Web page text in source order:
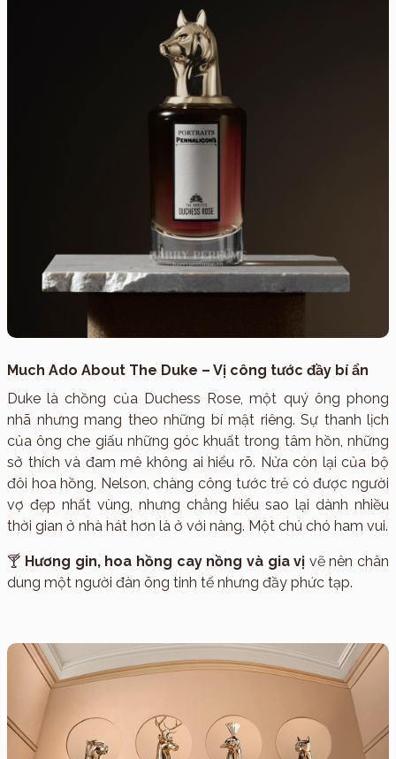
Much Ado About The Duke – Vị công tước đầy bí ẩn
Duke là chồng của Duchess Rose, một quý ông phong
nhã nhưng mang theo những bí mật riêng. Sự thanh lịch
của ông che giấu những góc khuất trong tâm hồn, những
sở thích và đam mê không ai hiểu rõ. Nửa còn lại của bộ
đôi hoa hồng, Nelson, chàng công tước trẻ có được người
vợ đẹp nhất vùng, nhưng chẳng hiểu sao lại dành nhiều
thời gian ở nhà hát hơn là ở với nàng. Một chú chó ham vui.
🍸 Hương gin, hoa hồng cay nồng và gia vị vẽ nên chân
dung một người đàn ông tinh tế nhưng đầy phức tạp.